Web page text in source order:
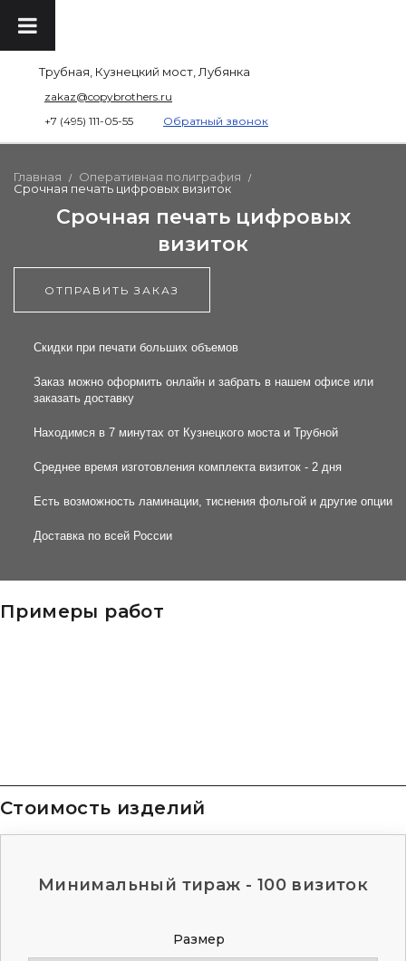
Трубная, Кузнецкий мост, Лубянка
zakaz@copybrothers.ru
+7 (495) 111-05-55
Обратный звонок
Главная / Оперативная полиграфия /
Срочная печать цифровых визиток
Срочная печать цифровых
визиток
ОТПРАВИТЬ ЗАКАЗ
Скидки при печати больших объемов
Заказ можно оформить онлайн и забрать в нашем офисе или
заказать доставку
Находимся в 7 минутах от Кузнецкого моста и Трубной
Среднее время изготовления комплекта визиток - 2 дня
Есть возможность ламинации, тиснения фольгой и другие опции
Доставка по всей России
Примеры работ
Стоимость изделий
Минимальный тираж - 100 визиток
Размер